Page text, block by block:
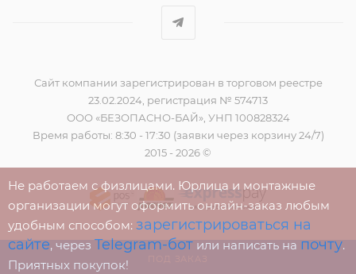
Сайт компании зарегистрирован в торговом реестре
23.02.2024, регистрация № 574713
ООО «БЕЗОПАСНО-БАЙ», УНП 100828324
Время работы: 8:30 - 17:30 (заявки через корзину 24/7)
2015 - 2026 ©
Не работаем с физлицами. Юрлица и монтажные
организации могут оформить онлайн-заказ любым
удобным способом: зарегистрироваться на
сайте, через Telegram-бот или написать на почту.
Приятных покупок!